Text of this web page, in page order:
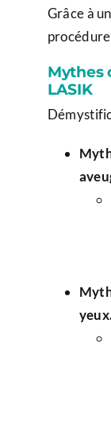
Grâce à
Mythes
LASIK